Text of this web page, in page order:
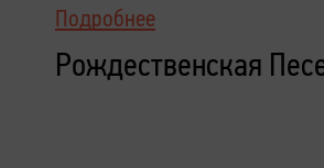
Подробнее
Рождественская